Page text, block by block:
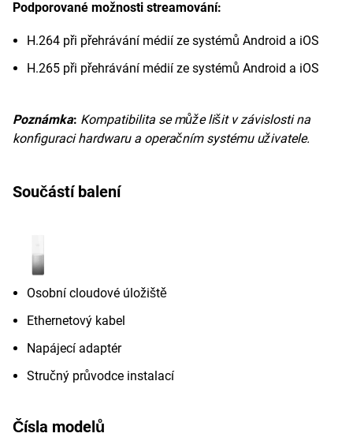
Podporované možnosti streamování:
H.264 při přehrávání médií ze systémů Android a iOS
H.265 při přehrávání médií ze systémů Android a iOS
Poznámka: Kompatibilita se může lišit v závislosti na
konfiguraci hardwaru a operačním systému uživatele.
Součástí balení
Osobní cloudové úložiště
Ethernetový kabel
Napájecí adaptér
Stručný průvodce instalací
Čísla modelů